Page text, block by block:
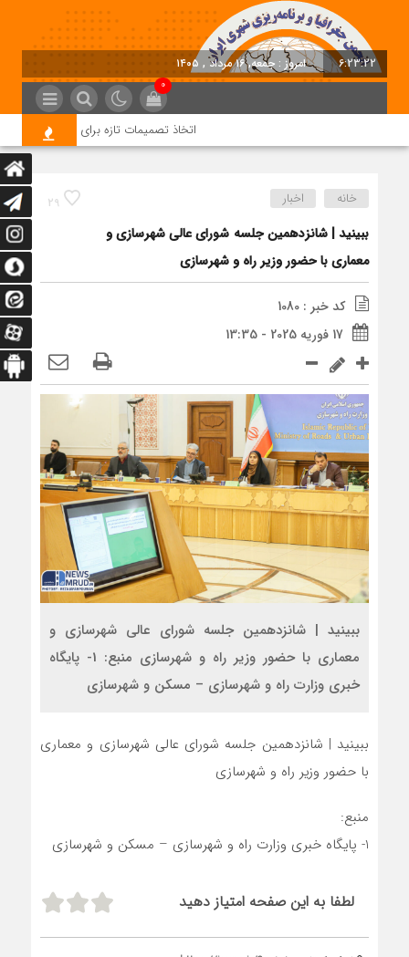
6:23:23 امروز : جمعه, ۱۶ مرداد , ۱۴۰۵
0
اتخاذ تصمیمات تازه برای تسریع در روند
29 خانه اخبار
ببینید | شانزدهمین جلسه شورای عالی شهرسازی و
معماری با حضور وزیر راه و شهرسازی
کد خبر : 1080
17 فوریه 2025 - 13:35
ببینید | شانزدهمین جلسه شورای عالی شهرسازی و
معماری با حضور وزیر راه و شهرسازی منبع: 1- پایگاه
خبری وزارت راه و شهرسازی – مسکن و شهرسازی
ببینید | شانزدهمین جلسه شورای عالی شهرسازی و معماری
با حضور وزیر راه و شهرسازی
منبع:
1- پایگاه خبری وزارت راه و شهرسازی – مسکن و شهرسازی
لطفا به این صفحه امتیاز دهید